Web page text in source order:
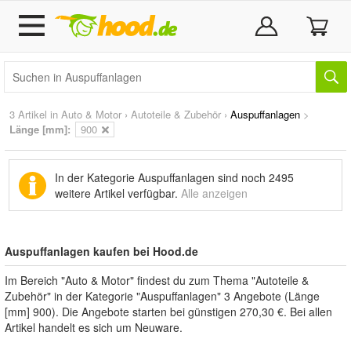
3 Artikel in Auto & Motor › Autoteile & Zubehör › Auspuffanlagen >
Länge [mm]:
900
In der Kategorie Auspuffanlagen sind noch 2495
weitere Artikel verfügbar. Alle anzeigen
Auspuffanlagen kaufen bei Hood.de
Im Bereich "Auto & Motor" findest du zum Thema "Autoteile &
Zubehör" in der Kategorie "Auspuffanlagen" 3 Angebote (Länge
[mm] 900). Die Angebote starten bei günstigen 270,30 €. Bei allen
Artikel handelt es sich um Neuware.